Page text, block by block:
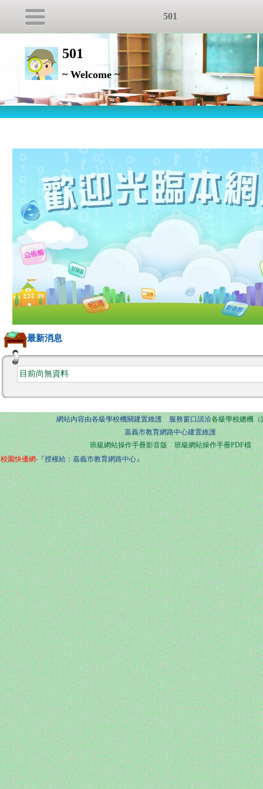
501
~ Welcome ~
:::
最新消息
目前尚無資料
網站內容由各級學校機關建置維護 服務窗口請洽各級學校總機（
嘉義市教育網路中心建置維護
班級網站操作手冊影音版
班級網站操作手冊PDF檔
校園快優網‧『授權給：嘉義市教育網路中心』
501